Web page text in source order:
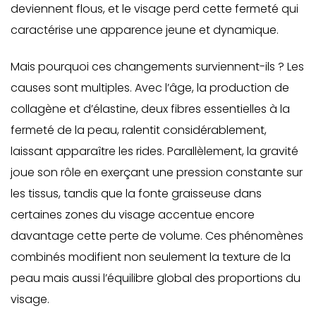
deviennent flous, et le visage perd cette fermeté qui
caractérise une apparence jeune et dynamique.
Mais pourquoi ces changements surviennent-ils ? Les
causes sont multiples. Avec l’âge, la production de
collagène et d’élastine, deux fibres essentielles à la
fermeté de la peau, ralentit considérablement,
laissant apparaître les rides. Parallèlement, la gravité
joue son rôle en exerçant une pression constante sur
les tissus, tandis que la fonte graisseuse dans
certaines zones du visage accentue encore
davantage cette perte de volume. Ces phénomènes
combinés modifient non seulement la texture de la
peau mais aussi l’équilibre global des proportions du
visage.